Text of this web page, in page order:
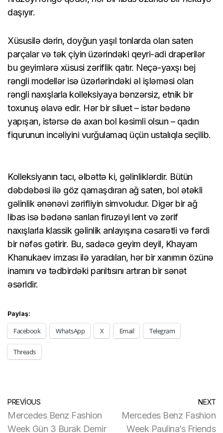
daşıyır.
Xüsusilə dərin, doyğun yaşıl tonlarda olan saten
parçalar və tək çiyin üzərindəki qeyri-adi draperilər
bu geyimlərə xüsusi zəriflik qatır. Neçə-yaxşı bej
rəngli modellər isə üzərlərindəki əl işləməsi olan
rəngli naxışlarla kolleksiyaya bənzərsiz, etnik bir
toxunuş əlavə edir. Hər bir siluet – istər bədənə
yapışan, istərsə də axan bol kəsimli olsun – qadın
fiqurunun incəliyini vurğulamaq üçün ustalıqla seçilib.
Kolleksiyanın tacı, əlbəttə ki, gəlinliklərdir. Bütün
dəbdəbəsi ilə göz qamaşdıran ağ saten, bol ətəkli
gəlinlik ənənəvi zərifliyin simvoludur. Digər bir ağ
libas isə bədənə sarılan firuzəyi lent və zərif
naxışlarla klassik gəlinlik anlayışına cəsarətli və fərdi
bir nəfəs gətirir. Bu, sadəcə geyim deyil, Khayam
Khanukaev imzası ilə yaradılan, hər bir xanımın özünə
inamını və tədbirdəki parıltısını artıran bir sənət
əsəridir.
Paylaş:
Facebook WhatsApp X Email Telegram
Threads
PREVIOUS
Mercedes Benz Fashion
Week Gün 3 Burak Demir
NEXT
Mercedes Benz Fashion
Week Paulina’s Friends